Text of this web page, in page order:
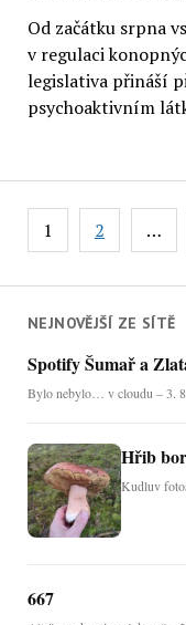
NEJNOVĚJŠÍ ZE SÍTĚ
Spotify Šumař a
Bylo nebylo… v cloudu – 3.
Hřib
Kudluv
667
Od začátku srpna
v regulaci
legislativa přináší
psychoaktivním
Stránkování
příspěvků
1 2 …